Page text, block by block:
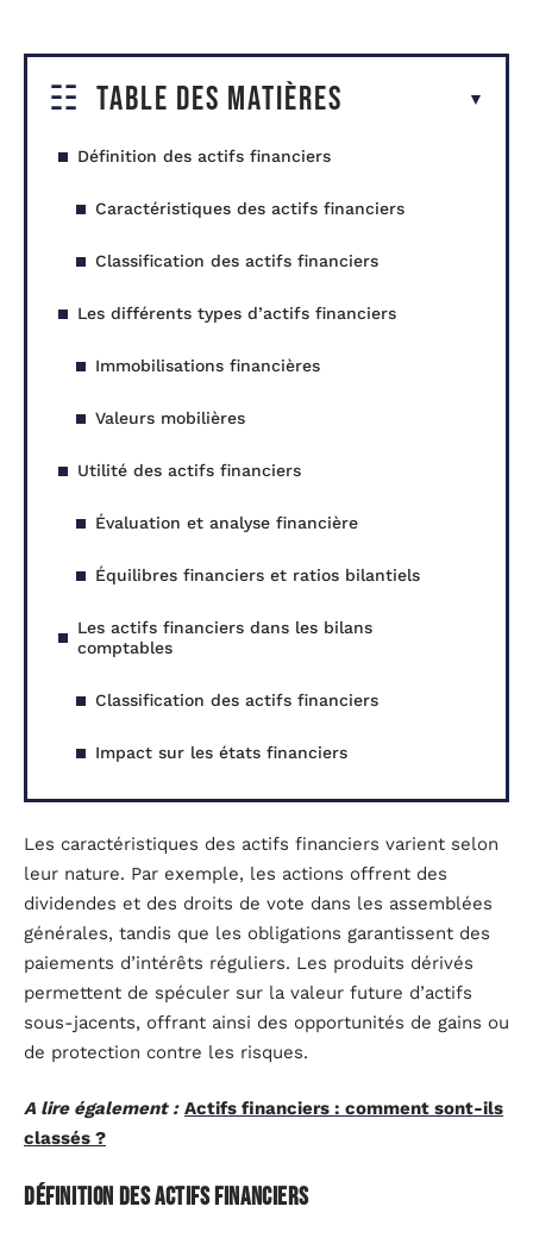
Table des matières
Définition des actifs financiers
Caractéristiques des actifs financiers
Classification des actifs financiers
Les différents types d’actifs financiers
Immobilisations financières
Valeurs mobilières
Utilité des actifs financiers
Évaluation et analyse financière
Équilibres financiers et ratios bilantiels
Les actifs financiers dans les bilans
comptables
Classification des actifs financiers
Impact sur les états financiers
Les caractéristiques des actifs financiers varient selon
leur nature. Par exemple, les actions offrent des
dividendes et des droits de vote dans les assemblées
générales, tandis que les obligations garantissent des
paiements d’intérêts réguliers. Les produits dérivés
permettent de spéculer sur la valeur future d’actifs
sous-jacents, offrant ainsi des opportunités de gains ou
de protection contre les risques.
A lire également : Actifs financiers : comment sont-ils
classés ?
Définition des actifs financiers